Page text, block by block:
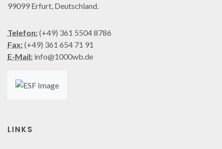
99099 Erfurt, Deutschland.
Telefon:(+49) 361 5504 8786
Fax:(+49) 361 654 71 91
E-Mail: info@1000wb.de
LINKS